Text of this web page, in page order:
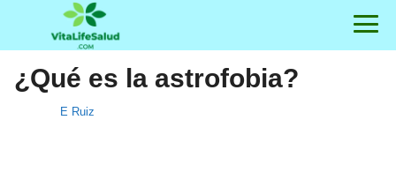
¿Qué es la astrofobia?
E Ruiz